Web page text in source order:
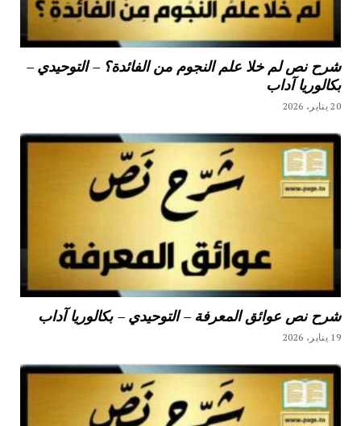
شرح نص لم خلا علم النجوم من الفائدة؟ – التوحيدي –
بكالوريا آداب
20 يناير، 2026
شرح نص عوائق المعرفة – التوحيدي – بكالوريا آداب
19 يناير، 2026